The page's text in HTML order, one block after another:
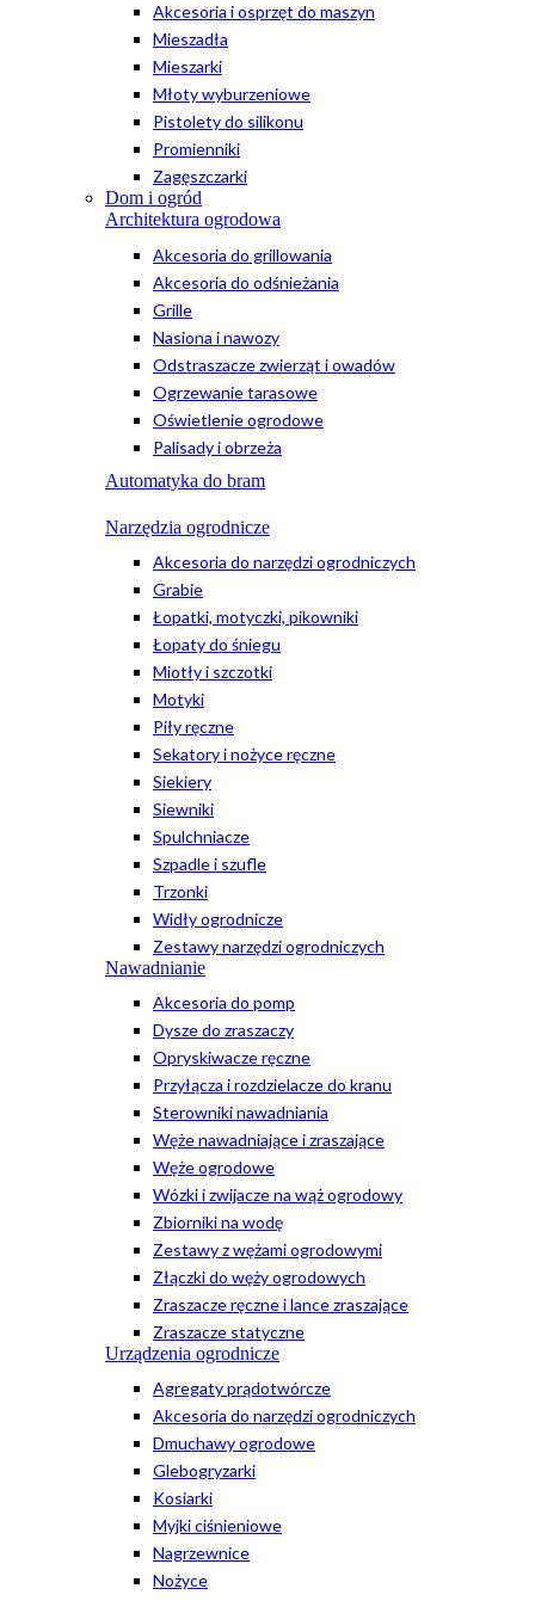
Akcesoria i osprzęt do maszyn
Mieszadła
Mieszarki
Młoty wyburzeniowe
Pistolety do silikonu
Promienniki
Zagęszczarki
Dom i ogród
Architektura ogrodowa
Akcesoria do grillowania
Akcesoria do odśnieżania
Grille
Nasiona i nawozy
Odstraszacze zwierząt i owadów
Ogrzewanie tarasowe
Oświetlenie ogrodowe
Palisady i obrzeża
Automatyka do bram
Narzędzia ogrodnicze
Akcesoria do narzędzi ogrodniczych
Grabie
Łopatki, motyczki, pikowniki
Łopaty do śniegu
Miotły i szczotki
Motyki
Piły ręczne
Sekatory i nożyce ręczne
Siekiery
Siewniki
Spulchniacze
Szpadle i szufle
Trzonki
Widły ogrodnicze
Zestawy narzędzi ogrodniczych
Nawadnianie
Akcesoria do pomp
Dysze do zraszaczy
Opryskiwacze ręczne
Przyłącza i rozdzielacze do kranu
Sterowniki nawadniania
Węże nawadniające i zraszające
Węże ogrodowe
Wózki i zwijacze na wąż ogrodowy
Zbiorniki na wodę
Zestawy z wężami ogrodowymi
Złączki do węży ogrodowych
Zraszacze ręczne i lance zraszające
Zraszacze statyczne
Urządzenia ogrodnicze
Agregaty prądotwórcze
Akcesoria do narzędzi ogrodniczych
Dmuchawy ogrodowe
Glebogryzarki
Kosiarki
Myjki ciśnieniowe
Nagrzewnice
Nożyce